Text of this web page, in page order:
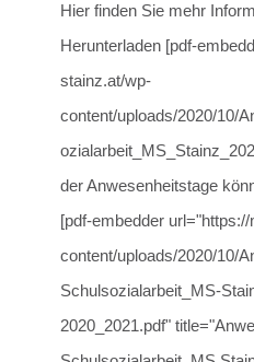
Hier finden Sie mehr
Herunterladen [pdf-
stainz.at/wp-
content/uploads/2020/10/
der Anwesenheitstage
[pdf-embedder
content/uploads/2020/10/
Schulsozialarbeit_MS-
2020_2021.pdf"